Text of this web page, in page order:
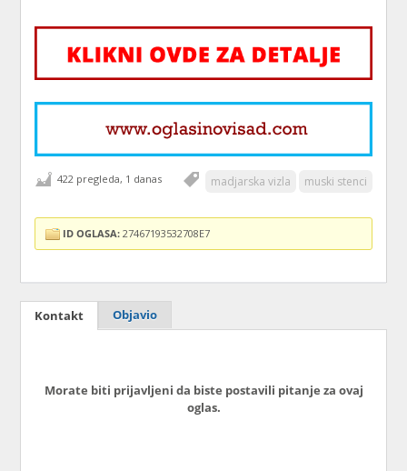
madjarska vizla muski stenci
422 pregleda, 1 danas
ID OGLASA: 27467193532708E7
Kontakt Objavio
Morate biti prijavljeni da biste postavili pitanje za ovaj
oglas.